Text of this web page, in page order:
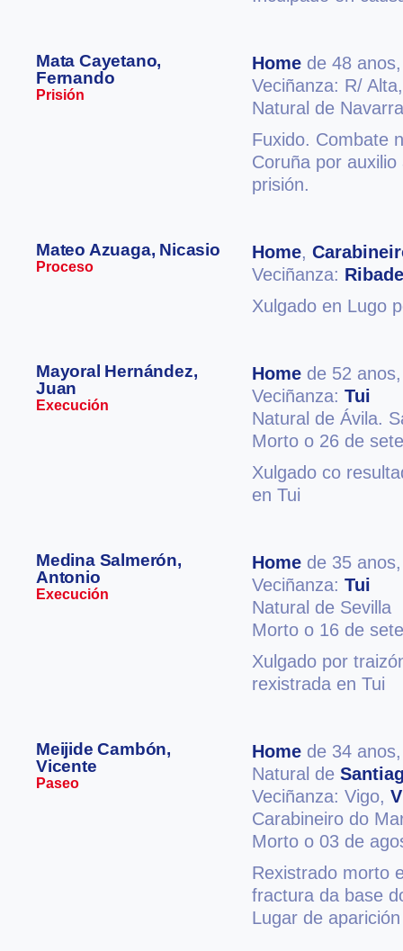
Mata Cayetano,
Fernando
Prisión
Home de 48
Veciñanza: R/
Natural de
Fuxido. Combate
Coruña por
prisión.
Mateo Azuaga, Nicasio
Proceso
Home,
Veciñanza:
Xulgado en Lugo
Mayoral Hernández,
Juan
Execución
Home de 52
Veciñanza: Tui
Natural de Ávila.
Morto o 26 de
Xulgado co
en Tui
Medina Salmerón,
Antonio
Execución
Home de 35
Veciñanza: Tui
Natural de Sevilla
Morto o 16 de
Xulgado por
rexistrada en Tui
Meijide Cambón,
Vicente
Paseo
Home de 34
Natural de
Veciñanza: Vigo,
Carabineiro do
Morto o 03 de
Rexistrado morto
fractura da base
Lugar de